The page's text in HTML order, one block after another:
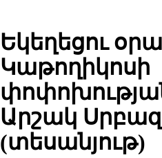
Եկեղեցու
Կաթողիկոսի
Արշակ
(տեսանյութ)